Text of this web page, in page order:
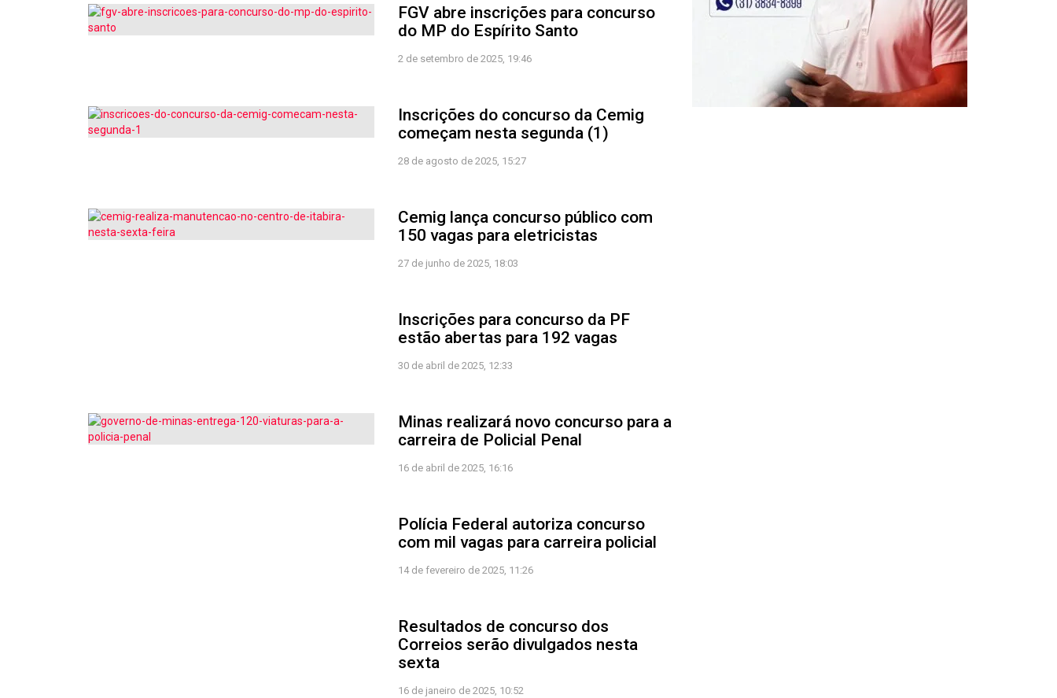
FGV abre inscrições para concurso
do MP do Espírito Santo
2 de setembro de 2025, 19:46
Inscrições do concurso da Cemig
começam nesta segunda (1)
28 de agosto de 2025, 15:27
Cemig lança concurso público com
150 vagas para eletricistas
27 de junho de 2025, 18:03
Inscrições para concurso da PF
estão abertas para 192 vagas
30 de abril de 2025, 12:33
Minas realizará novo concurso para a
carreira de Policial Penal
16 de abril de 2025, 16:16
Polícia Federal autoriza concurso
com mil vagas para carreira policial
14 de fevereiro de 2025, 11:26
Resultados de concurso dos
Correios serão divulgados nesta
sexta
16 de janeiro de 2025, 10:52